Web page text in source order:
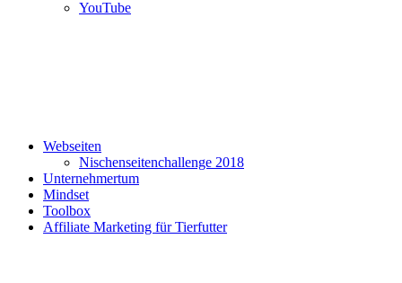
YouTube
Webseiten
Nischenseitenchallenge 2018
Unternehmertum
Mindset
Toolbox
Affiliate Marketing für Tierfutter